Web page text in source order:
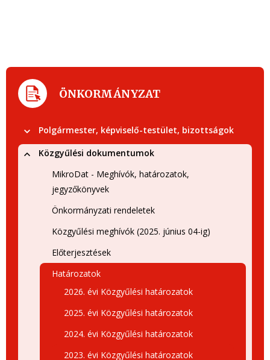
ÖNKORMÁNYZAT
Polgármester, képviselő-testület, bizottságok
Közgyűlési dokumentumok
MikroDat - Meghívók, határozatok,
jegyzőkönyvek
Önkormányzati rendeletek
Közgyűlési meghívók (2025. június 04-ig)
Előterjesztések
Határozatok
2026. évi Közgyűlési határozatok
2025. évi Közgyűlési határozatok
2024. évi Közgyűlési határozatok
2023. évi Közgyűlési határozatok